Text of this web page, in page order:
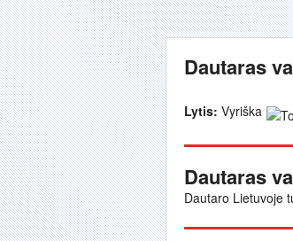
Dautaras
Lytis: Vyriška
Dautaras
Dautaro Lietuvoje